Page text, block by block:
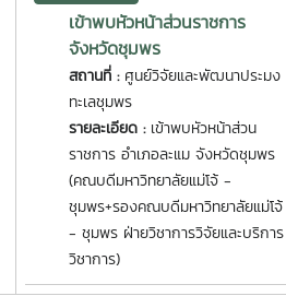
เข้าพบหัวหน้าส่วนราชการ
จังหวัดชุมพร
สถานที่ : ศูนย์วิจัยและพัฒนาประมง
ทะเลชุมพร
รายละเอียด : เข้าพบหัวหน้าส่วน
ราชการ อำเภอละแม จังหวัดชุมพร
(คณบดีมหาวิทยาลัยแม่โจ้ -
ชุมพร+รองคณบดีมหาวิทยาลัยแม่โจ้
- ชุมพร ฝ่ายวิชาการวิจัยและบริการ
วิชาการ)